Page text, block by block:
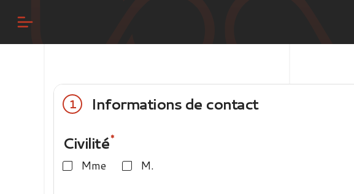
1
Informations de contact
Civilité
Mme M.